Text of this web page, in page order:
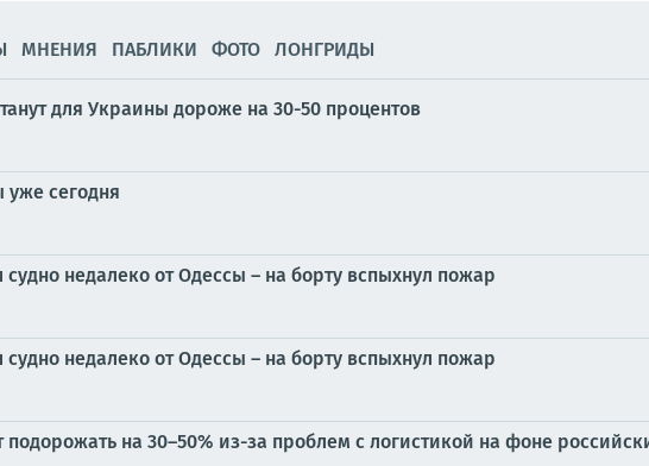
МНЕНИЯ ПАБЛИКИ ФОТО ЛОНГРИДЫ
для Украины дороже на 30-50 процентов
уже сегодня
недалеко от Одессы – на борту вспыхнул пожар
недалеко от Одессы – на борту вспыхнул пожар
на 30–50% из-за проблем с логистикой на фоне